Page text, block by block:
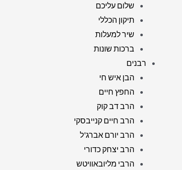
שלום עליכם
תיקון הכללי
שיר למעלות
ברכות שונות
רבנים
הבן איש חי
החפץ חיים
הרב דב קוק
הרב חיים קנייבסקי
הרב יורם אברג'ל
הרב יצחק כדורי
הרבי מליובאוויטש